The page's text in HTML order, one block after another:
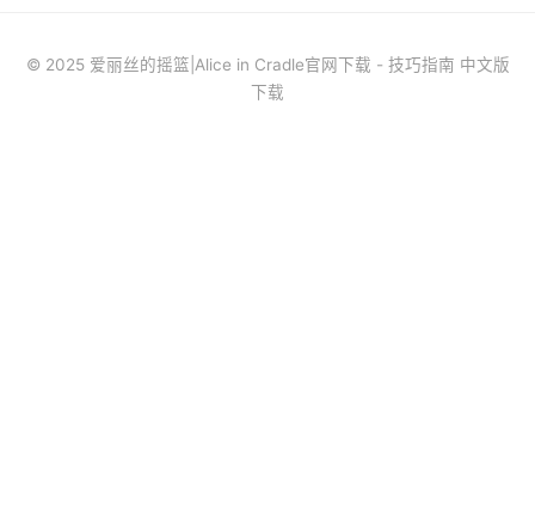
© 2025 爱丽丝的摇篮|Alice in Cradle官网下载 - 技巧指南 中文版
下载